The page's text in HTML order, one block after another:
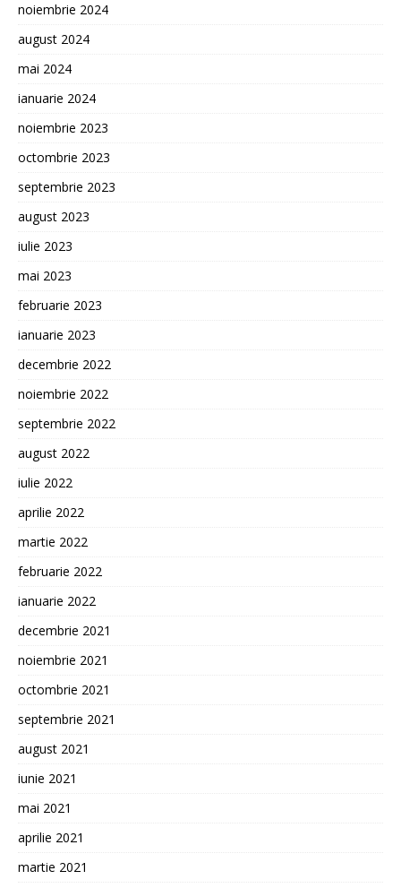
noiembrie 2024
august 2024
mai 2024
ianuarie 2024
noiembrie 2023
octombrie 2023
septembrie 2023
august 2023
iulie 2023
mai 2023
februarie 2023
ianuarie 2023
decembrie 2022
noiembrie 2022
septembrie 2022
august 2022
iulie 2022
aprilie 2022
martie 2022
februarie 2022
ianuarie 2022
decembrie 2021
noiembrie 2021
octombrie 2021
septembrie 2021
august 2021
iunie 2021
mai 2021
aprilie 2021
martie 2021